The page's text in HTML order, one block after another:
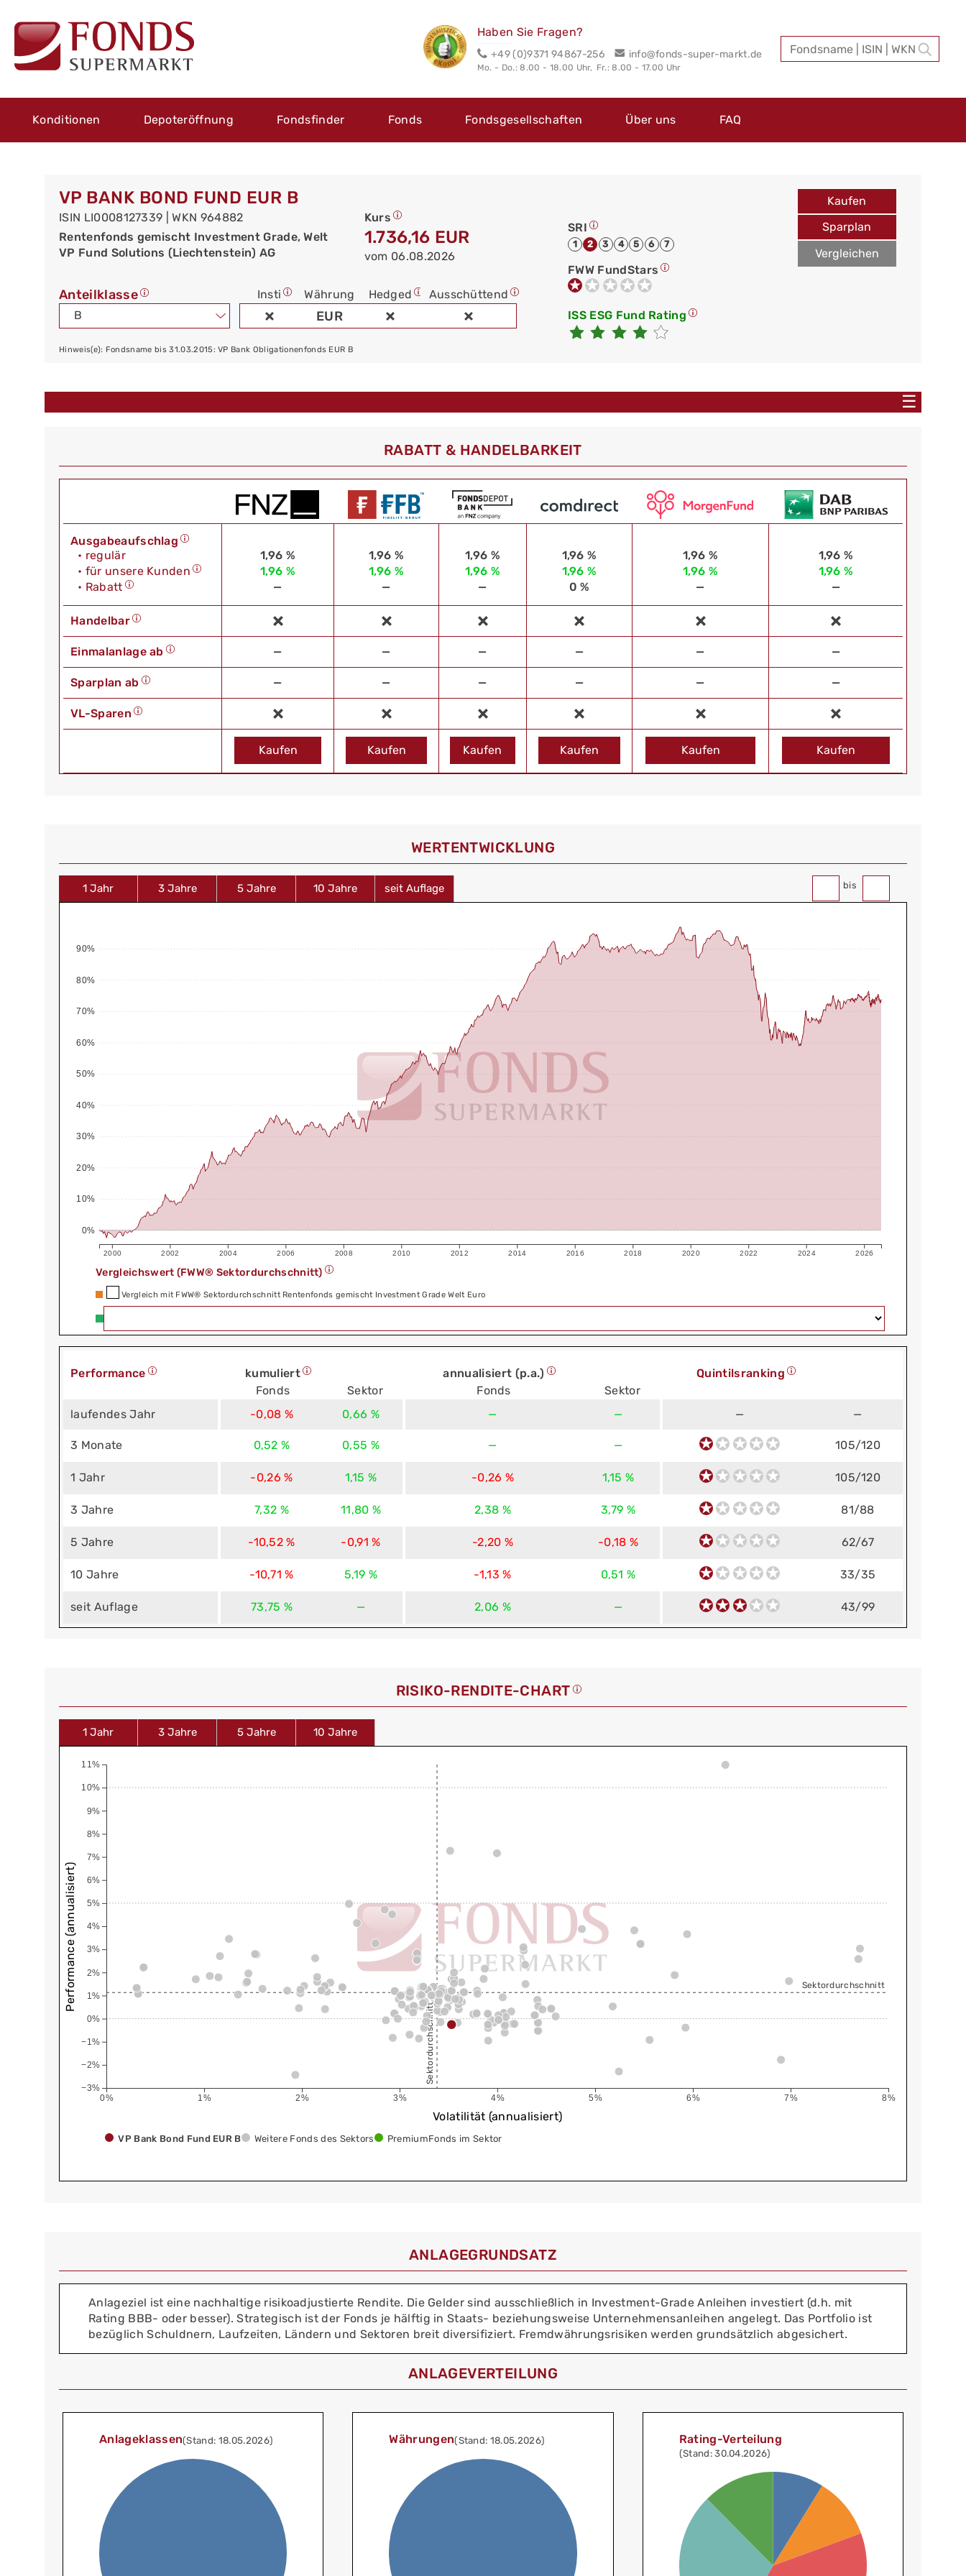
Haben Sie Fragen?
+49 (0)9371 94867-256 info@fonds-super-markt.de
Mo. - Do.: 8.00 - 18.00 Uhr, Fr.: 8.00 - 17.00 Uhr
Konditionen Depoteröffnung Fondsfinder Fonds Fondsgesellschaften Über uns FAQ
VP BANK BOND FUND EUR B
ISIN LI0008127339 | WKN 964882
Rentenfonds gemischt Investment Grade, Welt
VP Fund Solutions (Liechtenstein) AG
Kurs
1.736,16 EUR
vom 06.08.2026
Anteilklasse Insti Währung Hedged
Ausschüttend
B
EUR
Hinweis(e): Fondsname bis 31.03.2015: VP Bank Obligationenfonds EUR B
SRI
1 2 3 4 5 6 7
FWW FundStars
ISS ESG Fund Rating
Kaufen
Sparplan
Vergleichen
☰
RABATT & HANDELBARKEIT
Ausgabeaufschlag
• regulär
1,96 % 1,96 % 1,96 % 1,96 % 1,96 %
1,96 %
• für unsere Kunden
1,96 % 1,96 % 1,96 % 1,96 % 1,96 %
1,96 %
• Rabatt
— — — 0 % — —
Handelbar
Einmalanlage ab — — — — — —
Sparplan ab — — — — — —
VL-Sparen
Kaufen Kaufen Kaufen Kaufen Kaufen Kaufen
WERT­ENTWICKLUNG
1 Jahr 3 Jahre 5 Jahre 10 Jahre seit Auflage bis
2000 2002 2004 2006 2008 2010 2012 2014 2016 2018 2020 2022 2024 2026
0%
10%
20%
30%
40%
50%
60%
70%
80%
90%
Vergleichswert (FWW® Sektordurchschnitt)
Vergleich mit FWW® Sektordurchschnitt Rentenfonds gemischt Investment Grade Welt Euro
Performance
kumuliert
Fonds
Sektor
annualisiert (p.a.)
Fonds
Sektor
Quintilsranking
laufendes Jahr -0,08 % 0,66 % — — — —
3 Monate 0,52 % 0,55 % — — 105/120
1 Jahr -0,26 % 1,15 % -0,26 % 1,15 % 105/120
3 Jahre 7,32 % 11,80 % 2,38 % 3,79 % 81/88
5 Jahre -10,52 % -0,91 % -2,20 % -0,18 % 62/67
10 Jahre -10,71 % 5,19 % -1,13 % 0,51 % 33/35
seit Auflage 73,75 % — 2,06 % — 43/99
RISIKO-RENDITE-CHART
1 Jahr 3 Jahre 5 Jahre 10 Jahre
0% 1% 2% 3% 4% 5% 6% 7% 8%
−3%
−2%
−1%
0%
1%
2%
3%
4%
5%
6%
7%
8%
9%
10%
11%
Sektordurchschnitt
Sektordurchschnitt
Volatilität (annualisiert)
Performance (annualisiert)
VP Bank Bond Fund EUR B Weitere Fonds des Sektors PremiumFonds im Sektor
ANLAGEGRUNDSATZ
Anlageziel ist eine nachhaltige risikoadjustierte Rendite. Die Gelder sind ausschließlich in Investment-Grade Anleihen investiert (d.h. mit
Rating BBB- oder besser). Strategisch ist der Fonds je hälftig in Staats- beziehungsweise Unternehmensanleihen angelegt. Das Portfolio ist
bezüglich Schuldnern, Laufzeiten, Ländern und Sektoren breit diversifiziert. Fremdwährungsrisiken werden grundsätzlich abgesichert.
ANLAGEVERTEILUNG
Anlageklassen(Stand: 18.05.2026) Währungen(Stand: 18.05.2026) Rating-Verteilung
(Stand: 30.04.2026)